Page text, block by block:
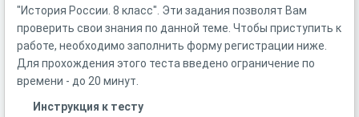
"История России. 8 класс". Эти задания позволят Вам
проверить свои знания по данной теме. Чтобы приступить к
работе, необходимо заполнить форму регистрации ниже.
Для прохождения этого теста введено ограничение по
времени - до 20 минут.
Инструкция к тесту